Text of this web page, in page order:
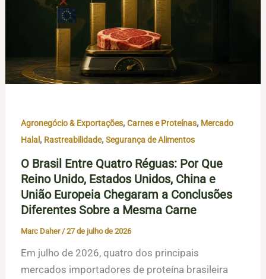
Agronegócio & Exportações,Carnes e Proteínas, Mercado
Halal, Rastreabilidade,Segurança de Alimentos
O Brasil Entre Quatro Réguas: Por Que
Reino Unido, Estados Unidos, China e
União Europeia Chegaram a Conclusões
Diferentes Sobre a Mesma Carne
Marc Daher /27 de julho de 2026
Em julho de 2026, quatro dos principais
mercados importadores de proteína brasileira